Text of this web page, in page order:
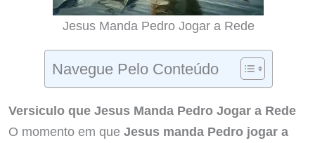
Jesus Manda Pedro Jogar a Rede
Navegue Pelo Conteúdo
Versiculo que Jesus Manda Pedro Jogar a Rede
O momento em que Jesus manda Pedro jogar a